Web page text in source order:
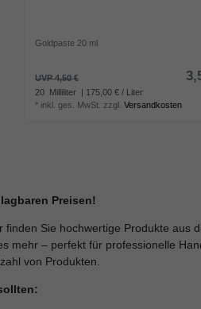
Goldpaste 20 ml
UVP 4,50 €
20 Milliliter | 175,00 € / Liter
* inkl. ges. MwSt. zzgl.Versandkosten
Preisen!
finden Sie hochwertige Produkte
mehr – perfekt für professionelle
von Produkten.